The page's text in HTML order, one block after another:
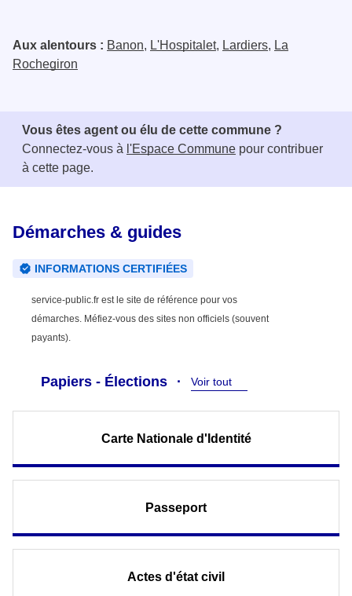
Aux alentours : Banon, L'Hospitalet, Lardiers, La
Rochegiron
Vous êtes agent ou élu de cette commune ?
Connectez-vous à l'Espace Commune pour contribuer
à cette page.
Démarches & guides
INFORMATIONS CERTIFIÉES
service-public.fr est le site de référence pour vos
démarches. Méfiez-vous des sites non officiels (souvent
payants).
Papiers - Élections Voir tout
Carte Nationale d'Identité
Passeport
Actes d'état civil